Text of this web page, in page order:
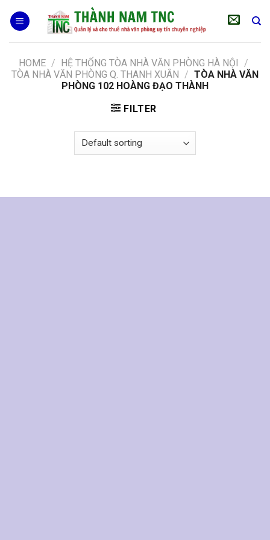
HOME / HỆ THỐNG TÒA NHÀ VĂN PHÒNG HÀ NỘI
/
TÒA NHÀ VĂN PHÒNG Q. THANH XUÂN / TÒA NHÀ VĂN
PHÒNG 102 HOÀNG ĐẠO THÀNH
FILTER